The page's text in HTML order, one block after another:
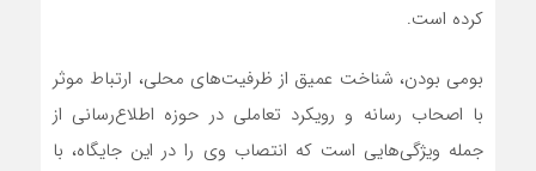
کرده است.
بومی بودن، شناخت عمیق از ظرفیت‌های محلی، ارتباط موثر
با اصحاب رسانه و رویکرد تعاملی در حوزه اطلاع‌رسانی از
جمله ویژگی‌هایی است که انتصاب وی را در این جایگاه، با